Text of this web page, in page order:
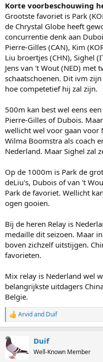
Korte voorbeschouwing
Grootste favoriet is Park
de Chrystal Globe heeft
concurrentie denk aan
Pierre-Gilles (CAN), Kim
Liu broertjes (CHN), Sighel
Jens van 't Wout (NED) met
schaatschoenen. Dit ivm
hoe competetief hij zal zijn.
500m kan best wel eens
Pierre-Gilles of Dubois.
wellicht wel voor gaan voor
Wilma Boomstra als coach
Nederland. Maar Sighel zal
Op de 1000m is Park de
deLiu's, Dubois of van 't
Park de favoriet. Wellicht
ogen gooien.
Bij de heren Relay is
medaille dit seizoen. Maar
boven zichzelf uitstijgen.
favorieten.
Mix relay is Nederland wel
belangrijkste uitdagers
Belgie.
R
e
c
t
i
Arvidand Duif
Duif
Well-Known Member